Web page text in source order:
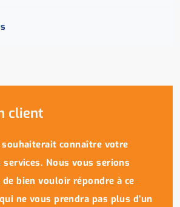
client
souhaiterait connaître votre
Nous vous serions
bien vouloir répondre à ce
ne vous prendra pas plus d’un